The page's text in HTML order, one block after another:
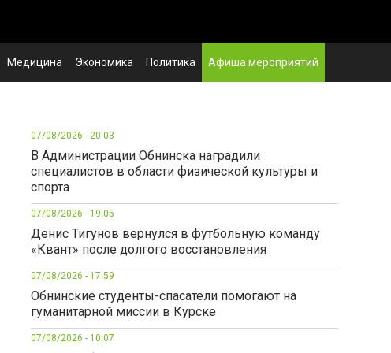
Медицина Экономика Политика Афиша мероприятий
07/08/2026 - 20:03
В Администрации Обнинска наградили
специалистов в области физической культуры и
спорта
07/08/2026 - 19:05
Денис Тигунов вернулся в футбольную команду
«Квант» после долгого восстановления
07/08/2026 - 17:59
Обнинские студенты-спасатели помогают на
гуманитарной миссии в Курске
07/08/2026 - 10:07